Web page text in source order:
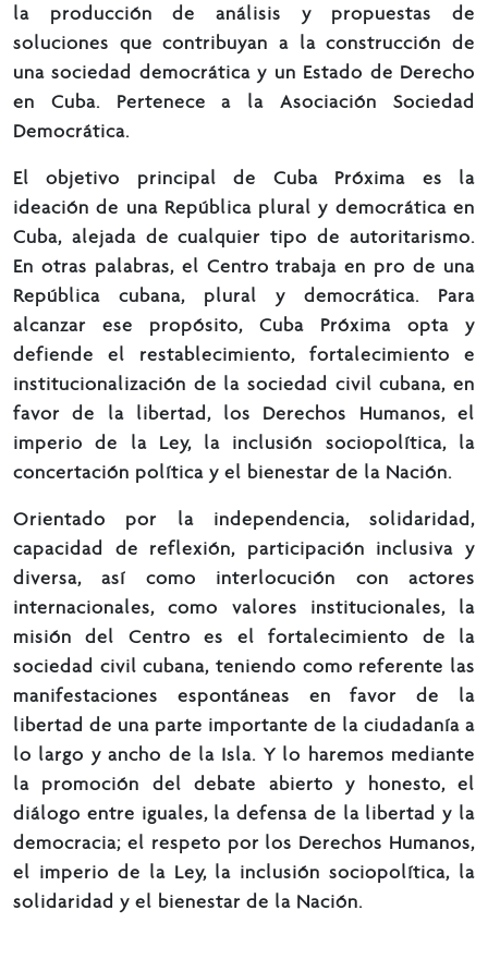
la producción de análisis y propuestas de
soluciones que contribuyan a la construcción de
una sociedad democrática y un Estado de Derecho
en Cuba. Pertenece a la Asociación Sociedad
Democrática.
El objetivo principal de Cuba Próxima es la
ideación de una República plural y democrática en
Cuba, alejada de cualquier tipo de autoritarismo.
En otras palabras, el Centro trabaja en pro de una
República cubana, plural y democrática. Para
alcanzar ese propósito, Cuba Próxima opta y
defiende el restablecimiento, fortalecimiento e
institucionalización de la sociedad civil cubana, en
favor de la libertad, los Derechos Humanos, el
imperio de la Ley, la inclusión sociopolítica, la
concertación política y el bienestar de la Nación.
Orientado por la independencia, solidaridad,
capacidad de reflexión, participación inclusiva y
diversa, así como interlocución con actores
internacionales, como valores institucionales, la
misión del Centro es el fortalecimiento de la
sociedad civil cubana, teniendo como referente las
manifestaciones espontáneas en favor de la
libertad de una parte importante de la ciudadanía a
lo largo y ancho de la Isla. Y lo haremos mediante
la promoción del debate abierto y honesto, el
diálogo entre iguales, la defensa de la libertad y la
democracia; el respeto por los Derechos Humanos,
el imperio de la Ley, la inclusión sociopolítica, la
solidaridad y el bienestar de la Nación.